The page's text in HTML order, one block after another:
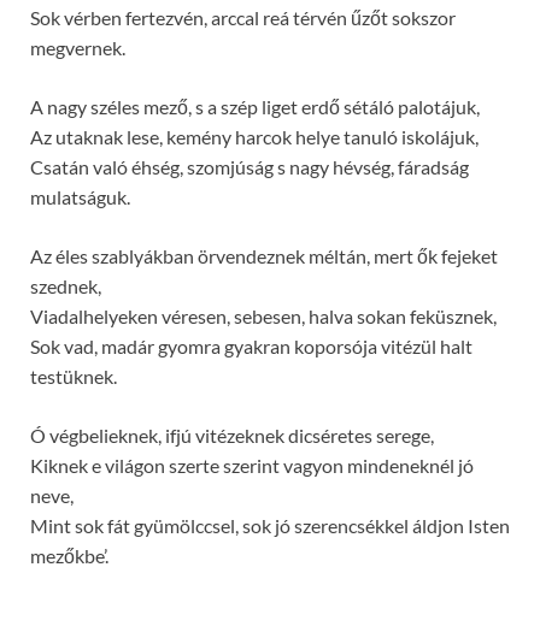
Sok vérben fertezvén, arccal reá térvén űzőt sokszor
megvernek.
A nagy széles mező, s a szép liget erdő sétáló palotájuk,
Az utaknak lese, kemény harcok helye tanuló iskolájuk,
Csatán való éhség, szomjúság s nagy hévség, fáradság
mulatságuk.
Az éles szablyákban örvendeznek méltán, mert ők fejeket
szednek,
Viadalhelyeken véresen, sebesen, halva sokan feküsznek,
Sok vad, madár gyomra gyakran koporsója vitézül halt
testüknek.
Ó végbelieknek, ifjú vitézeknek dicséretes serege,
Kiknek e világon szerte szerint vagyon mindeneknél jó
neve,
Mint sok fát gyümölccsel, sok jó szerencsékkel áldjon Isten
mezőkbe’.